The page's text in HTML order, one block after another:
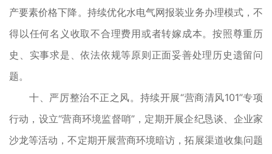
产要素价格下降。持续优化水电气网报装业务办理模式，不
得以任何名义收取不合理费用或者转嫁成本。按照尊重历
史、实事求是、依法依规等原则正面妥善处理历史遗留问
题。
十、严厉整治不正之风。持续开展“营商清风101”专项
行动，设立“营商环境监督哨”，定期开展企纪恳谈、企业家
沙龙等活动，不定期开展营商环境暗访，拓展渠道收集问题